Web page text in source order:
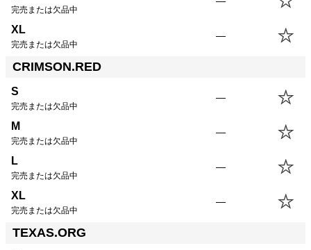
完売または欠品中
XL
完売または欠品中
—
CRIMSON.RED
S
完売または欠品中
—
M
完売または欠品中
—
L
完売または欠品中
—
XL
完売または欠品中
—
TEXAS.ORG